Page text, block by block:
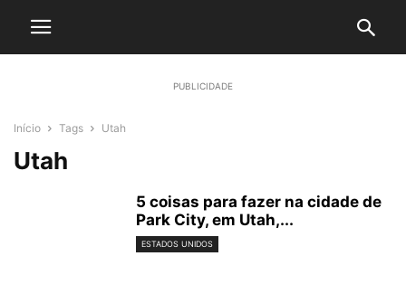
PUBLICIDADE
Início Tags Utah
Utah
5 coisas para fazer na cidade de
Park City, em Utah,...
ESTADOS UNIDOS